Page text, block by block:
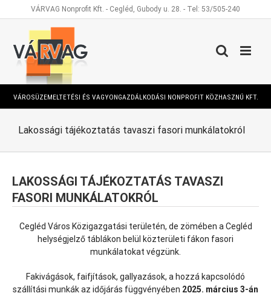
KihagyásVÁRVAG Nonprofit Kft. - Cegléd, Gubody u. 28. - Tel: 53/505-240
VÁROSÜZEMELTETÉSI ÉS VAGYONGAZDÁLKODÁSI NONPROFIT KÖZHASZNÚ KFT.
Lakossági tájékoztatás tavaszi fasori munkálatokról
LAKOSSÁGI TÁJÉKOZTATÁS TAVASZI
FASORI MUNKÁLATOKRÓL
Cegléd Város Közigazgatási területén, de zömében a Cegléd
helységjelző táblákon belül közterületi fákon fasori
munkálatokat végzünk.
Fakivágások, faifjítások, gallyazások, a hozzá kapcsolódó
szállítási munkák az időjárás függvényében 2025. március 3-án